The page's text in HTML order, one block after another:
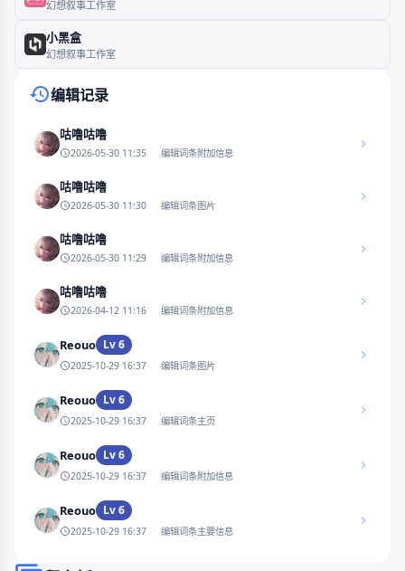
幻想叙事工作室
小黑盒
幻想叙事工作室
编辑记录
咕噜咕噜
2026-05-30 11:35 编辑词条附加信息
咕噜咕噜
2026-05-30 11:30 编辑词条图片
咕噜咕噜
2026-05-30 11:29 编辑词条附加信息
咕噜咕噜
2026-04-12 11:16 编辑词条附加信息
Reouo Lv 6
2025-10-29 16:37 编辑词条图片
Reouo Lv 6
2025-10-29 16:37 编辑词条主页
Reouo Lv 6
2025-10-29 16:37 编辑词条附加信息
Reouo Lv 6
2025-10-29 16:37 编辑词条主要信息